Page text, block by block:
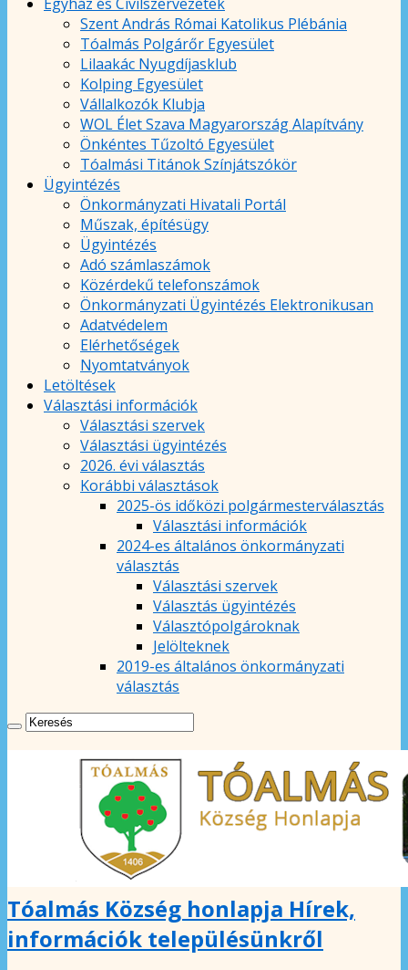
Szent András Római Katolikus Plébánia
Tóalmás Polgárőr Egyesület
Lilaakác Nyugdíjasklub
Kolping Egyesület
Vállalkozók Klubja
WOL Élet Szava Magyarország Alapítvány
Önkéntes Tűzoltó Egyesület
Tóalmási Titánok Színjátszókör
Ügyintézés
Önkormányzati Hivatali Portál
Műszak, építésügy
Ügyintézés
Adó számlaszámok
Közérdekű telefonszámok
Önkormányzati Ügyintézés Elektronikusan
Adatvédelem
Elérhetőségek
Nyomtatványok
Letöltések
Választási információk
Választási szervek
Választási ügyintézés
2026. évi választás
Korábbi választások
2025-ös időközi polgármesterválasztás
Választási információk
2024-es általános önkormányzati
választás
Választási szervek
Választás ügyintézés
Választópolgároknak
Jelölteknek
2019-es általános önkormányzati
választás
Tóalmás Község honlapja Hírek,
információk településünkről